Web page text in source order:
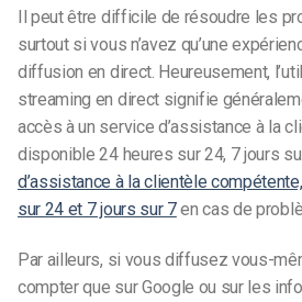
Il peut être difficile de résoudre les
surtout si vous n’avez qu’une
diffusion en direct. Heureusement,
streaming en direct signifie
accès à un service d’assistance à la
disponible 24 heures sur 24, 7 jours
d’assistance à la clientèle
sur 24 et 7 jours sur 7en cas de
Par ailleurs, si vous diffusez vous-
compter que sur Google ou sur les